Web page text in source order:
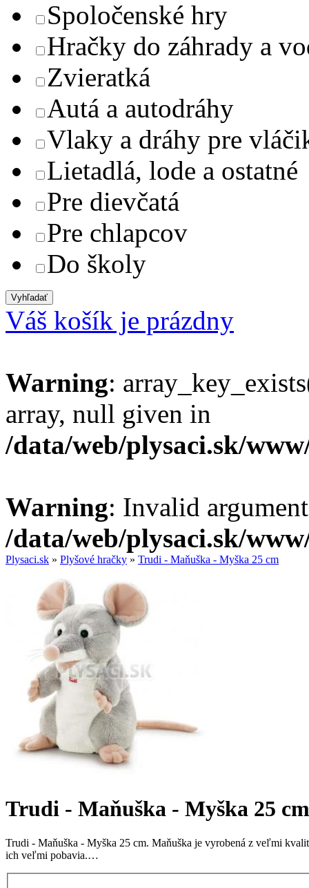
Spoločenské hry
Hračky do záhrady a
Zvieratká
Autá a autodráhy
Vlaky a dráhy pre
Lietadlá, lode a ostatné
Pre dievčatá
Pre chlapcov
Do školy
Váš košík je prázdny
Warning:
array, null given in
/data/web/plysaci.sk/
Warning: Invalid
/data/web/plysaci.sk/
Plysaci.sk » Plyšové hračky » Trudi - Maňuška - Myška 25 cm
Trudi - Maňuška - Myška 25 cm
Trudi - Maňuška - Myška 25 cm. Maňuška je vyrobená z veľmi
ich veľmi pobavia.…